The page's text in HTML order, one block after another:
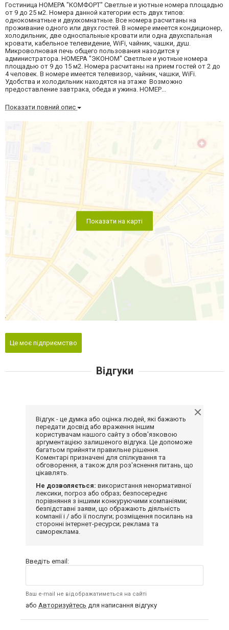
Гостиница НОМЕРА "КОМФОРТ" Светлые и уютные номера площадью
от 9 до 25 м2. Номера данной категории есть двух типов:
однокомнатные и двухкомнатные. Все номера расчитаны на
проживание одного или двух гостей. В номере имеется кондиционер,
холодильник, две односпальные кровати или одна двухспальная
кровати, кабельное телевидение, WiFi, чайник, чашки, душ.
Микроволновая печь общего пользования назодится у
администратора. НОМЕРА "ЭКОНОМ" Светлые и уютные номера
площадью от 9 до 15 м2. Номера расчитаны на прием гостей от 2 до
4 человек. В номере имеется телевизор, чайник, чашки, WiFi.
Удобства и холодильник находятся на этаже Возможно
предоставление завтрака, обеда и ужина. НОМЕР...
Показати повний опис
Показати на карті
Це моє підприємство
Відгуки
Відгук - це думка або оцінка людей, які бажають
передати досвід або враження іншим
користувачам нашого сайту з обов'язковою
аргументацією залишеного відгука. Це допоможе
багатьом прийняти правильне рішення.
Коментарі призначені для спілкування та
обговорення, а також для роз'яснення питань, що
цікавлять.
Не дозволяється: використання ненормативної
лексики, погроз або образ; безпосереднє
порівняння з іншими конкуруючими компаніями;
безпідставні заяви, що ображають діяльність
компанії і / або її послуги; розміщення посилань на
сторонні інтернет-ресурси; реклама та
самореклама.
Введіть email:
Ваш e-mail не відображатиметься на сайті
або Авторизуйтесь для написання відгуку